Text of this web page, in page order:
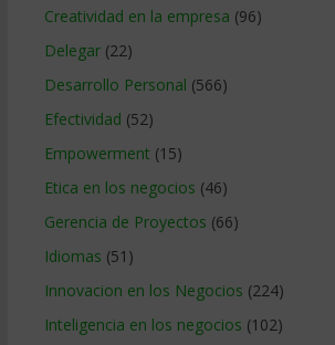
Creatividad en la empresa (96)
Delegar(22)
Desarrollo Personal (566)
Efectividad (52)
Empowerment (15)
Etica en los negocios (46)
Gerencia de Proyectos (66)
Idiomas (51)
Innovacion en los Negocios (224)
Inteligencia en los negocios (102)